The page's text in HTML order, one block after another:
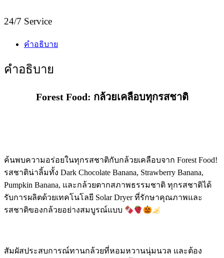
24/7 Service
คำอธิบาย
คำอธิบาย
Forest Food: กล้วยเคลือบทุกรสชาติ
ค้นพบความอร่อยในทุกรสชาติกับกล้วยเคลือบจาก Forest Food!
รสชาติน่าลิ้มทั้ง Dark Chocolate Banana, Strawberry Banana,
Pumpkin Banana, และกล้วยตากสภาพธรรมชาติ ทุกรสชาติได้
รับการผลิตด้วยเทคโนโลยี Solar Dryer ที่รักษาคุณภาพและ
รสชาติของกล้วยอย่างสมบูรณ์แบบ
สัมผัสประสบการณ์ทานกล้วยที่หอมหวานนุ่มนวล และต้อง